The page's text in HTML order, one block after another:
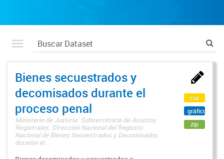
Bienes secuestrados y
decomisados durante el
proceso penal
Ministerio de Justicia. Subsecretaría de Asuntos
Registrales. Dirección Nacional del Registro
Nacional de Bienes Secuestrados y Decomisados
durante el...
csv
gráfico
zip